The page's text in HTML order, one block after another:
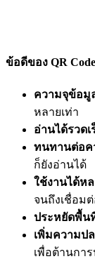
ข้อดีของ QR Code
ความจุข้อมู
หลายเท่า
อ่านได้รวดเ
ทนทานต่อค
ก็ยังอ่านได้
ใช้งานได้ห
จนถึงเชื่อม
ประหยัดพื้น
เพิ่มความป
เพื่อต้านกา